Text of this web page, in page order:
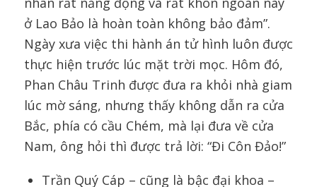
ở Lao Bảo là hoàn toàn không bảo đảm”.
Ngày xưa việc thi hành án tử hình luôn được
thực hiện trước lúc mặt trời mọc. Hôm đó,
Phan Châu Trinh được đưa ra khỏi nhà giam
lúc mờ sáng, nhưng thấy không dẫn ra cửa
Bắc, phía có cầu Chém, mà lại đưa về cửa
Nam, ông hỏi thì được trả lời: “Đi Côn Đảo!”
Trần Quý Cáp – cũng là bậc đại khoa –